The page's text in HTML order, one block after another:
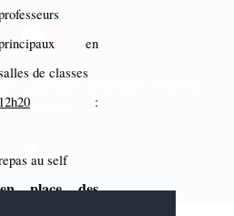
en
de classes
12h20 :
au self
place des